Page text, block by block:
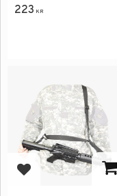
223 KR
Add to favorites